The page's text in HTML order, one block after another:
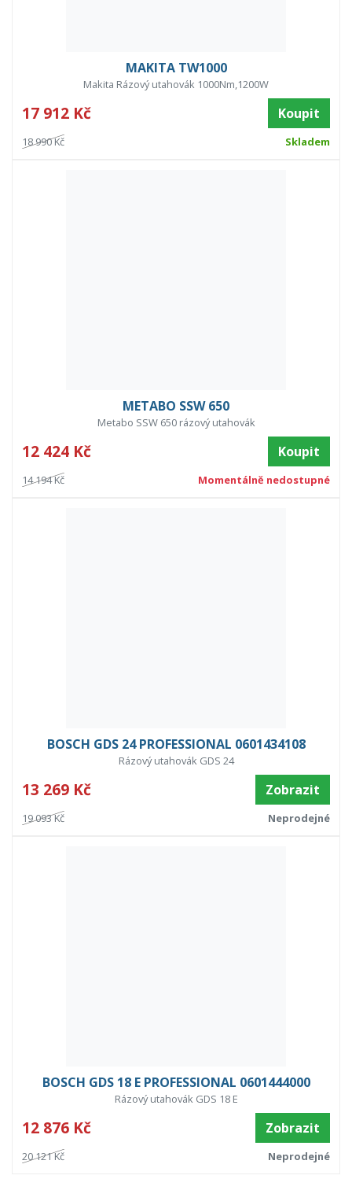
MAKITA TW1000
Makita Rázový utahovák 1000Nm,1200W
17 912 Kč Koupit
18 990 Kč Skladem
METABO SSW 650
Metabo SSW 650 rázový utahovák
12 424 Kč Koupit
14 194 Kč Momentálně nedostupné
BOSCH GDS 24 PROFESSIONAL 0601434108
Rázový utahovák GDS 24
13 269 Kč Zobrazit
19 093 Kč Neprodejné
BOSCH GDS 18 E PROFESSIONAL 0601444000
Rázový utahovák GDS 18 E
12 876 Kč Zobrazit
20 121 Kč Neprodejné